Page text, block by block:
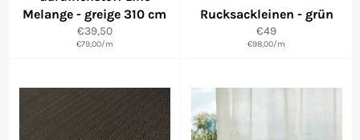
Melange - greige 310 cm
Normaler
Preis
€39,50
€79,00/m
Rucksackleinen - grün
Normaler
Preis
€49
€98,00/m